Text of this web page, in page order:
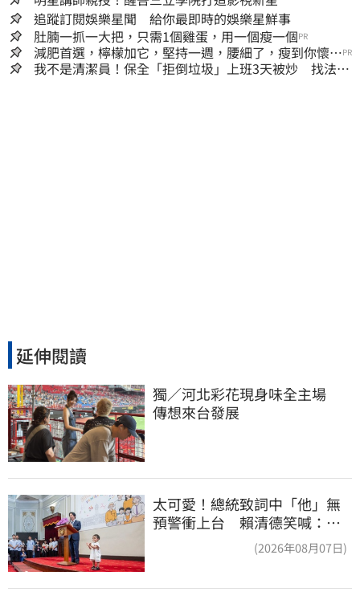
追蹤訂閱娛樂星聞 給你最即時的娛樂星鮮事
肚腩一抓一大把，只需1個雞蛋，用一個瘦一個PR
減肥首選，檸檬加它，堅持一週，腰細了，瘦到你懷疑
人生
PR
我不是清潔員！保全「拒倒垃圾」上班3天被炒 找法院
延伸閱讀
獨／河北彩花現身味全主場
傳想來台發展
太可愛！總統致詞中「他」無
預警衝上台 賴清德笑喊：卸
(2026年08月07日)